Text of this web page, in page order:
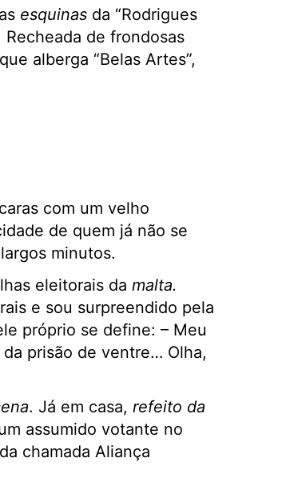
esquinasda “Rodrigues
de frondosas
alberga “Belas Artes”,
com um velho
de quem já não se
minutos.
eleitorais da malta.
e sou surpreendido pela
próprio se define: – Meu
prisão de ventre… Olha,
. Já em casa, refeito da
assumido votante no
chamada Aliança